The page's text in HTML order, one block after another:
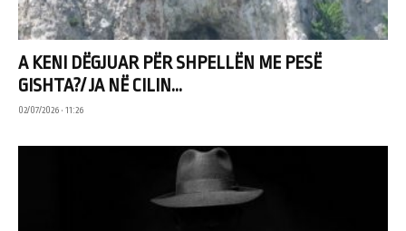
A KENI DËGJUAR PËR SHPELLËN ME PESË
GISHTA?/ JA NË CILIN...
02/07/2026 • 11:26